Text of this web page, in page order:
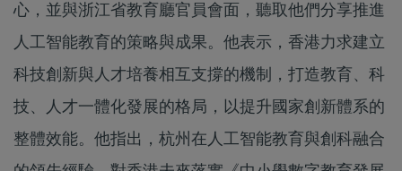
心，並與浙江省教育廳官員會面，聽取他們分享推進
人工智能教育的策略與成果。他表示，香港力求建立
科技創新與人才培養相互支撐的機制，打造教育、科
技、人才一體化發展的格局，以提升國家創新體系的
整體效能。他指出，杭州在人工智能教育與創科融合